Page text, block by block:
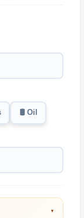
🛢️ Oil
▼